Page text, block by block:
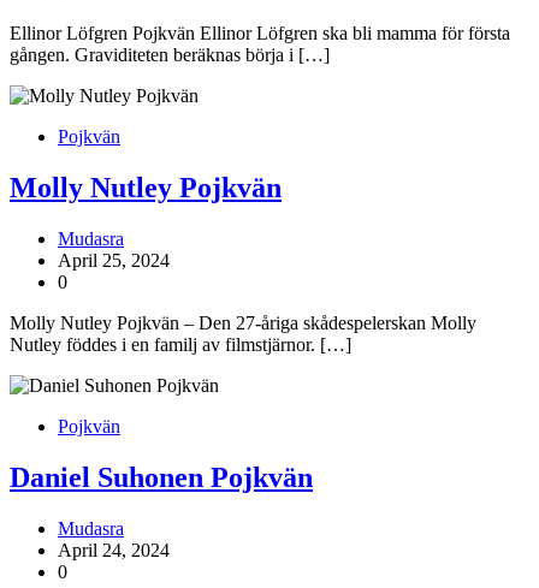
Ellinor Löfgren Pojkvän Ellinor Löfgren ska bli mamma för första
gången. Graviditeten beräknas börja i […]
Pojkvän
Molly Nutley Pojkvän
Mudasra
April 25, 2024
0
Molly Nutley Pojkvän – Den 27-åriga skådespelerskan Molly
Nutley föddes i en familj av filmstjärnor. […]
Pojkvän
Daniel Suhonen Pojkvän
Mudasra
April 24, 2024
0